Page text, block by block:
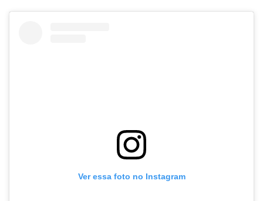
Ver essa foto no Instagram